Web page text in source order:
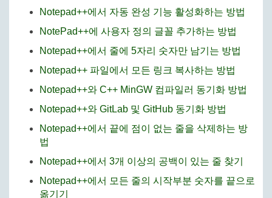
Notepad++에서 자동 완성 기능 활성화하는 방법
NotePad++에 사용자 정의 글꼴 추가하는 방법
Notepad++에서 줄에 5자리 숫자만 남기는 방법
Notepad++ 파일에서 모든 링크 복사하는 방법
Notepad++와 C++ MinGW 컴파일러 동기화 방법
Notepad++와 GitLab 및 GitHub 동기화 방법
Notepad++에서 끝에 점이 없는 줄을 삭제하는 방
법
Notepad++에서 3개 이상의 공백이 있는 줄 찾기
Notepad++에서 모든 줄의 시작부분 숫자를 끝으로
옮기기